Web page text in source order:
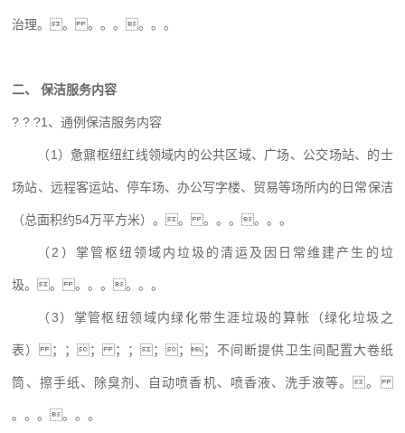
治理。。 。。。。。。
二、 保洁服务内容
? ? ?1、通例保洁服务内容
（1）惫鼐枢纽红线领域内的公共区域、广场、公交场站、的士
场站、远程客运站、停车场、办公写字楼、贸易等场所内的日常保洁
（总面积约54万平方米）。。 。。。。。。
（2）掌管枢纽领域内垃圾的清运及因日常维建产生的垃
圾。。 。。。。。。
（3）掌管枢纽领域内绿化带生涯垃圾的算帐（绿化垃圾之
表） ；；； ；；；；；不间断提供卫生间配置大卷纸
筒、擦手纸、除臭剂、自动喷香机、喷香液、洗手液等。。
。。。。。。